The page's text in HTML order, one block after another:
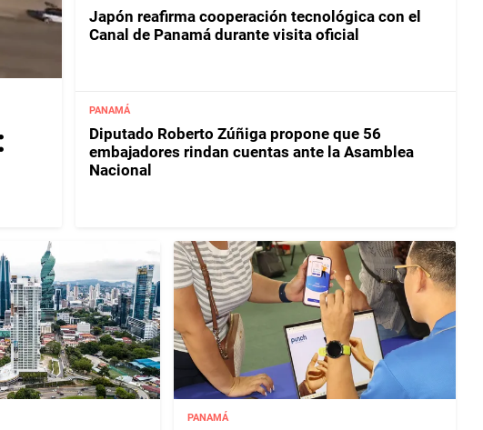
Japón reafirma cooperación tecnológica con el
Canal de Panamá durante visita oficial
PANAMÁ
Diputado Roberto Zúñiga propone que 56
embajadores rindan cuentas ante la Asamblea
Nacional
PANAMÁ